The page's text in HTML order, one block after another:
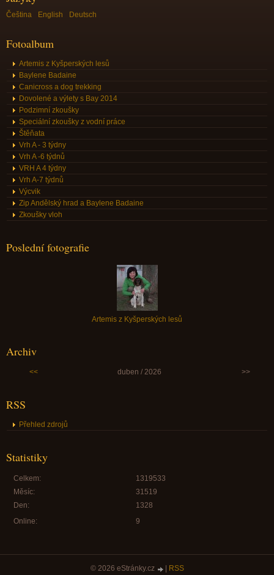
Čeština English Deutsch
Fotoalbum
Artemis z Kyšperských lesů
Baylene Badaine
Canicross a dog trekking
Dovolené a výlety s Bay 2014
Podzimní zkoušky
Speciální zkoušky z vodní práce
Štěňata
Vrh A - 3 týdny
Vrh A -6 týdnů
VRH A 4 týdny
Vrh A-7 týdnů
Výcvik
Zip Andělský hrad a Baylene Badaine
Zkoušky vloh
Poslední fotografie
Artemis z Kyšperských lesů
Archiv
<< duben / 2026 >>
RSS
Přehled zdrojů
Statistiky
Online: 9
Celkem:
1319533
Měsíc:
31519
Den:
1328
© 2026 eStránky.cz RSS